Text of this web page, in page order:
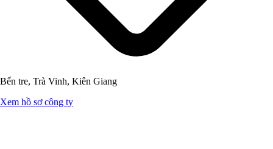
Bến tre, Trà Vinh, Kiên Giang
Xem hồ sơ công ty